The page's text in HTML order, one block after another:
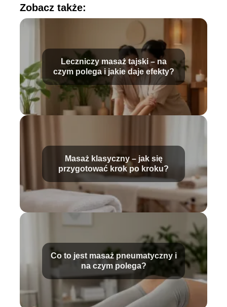
Zobacz także:
Leczniczy masaż tajski – na
czym polega i jakie daje efekty?
Masaż klasyczny – jak się
przygotować krok po kroku?
Co to jest masaż pneumatyczny i
na czym polega?